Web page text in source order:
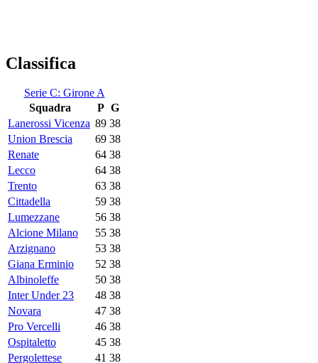
Classifica
Serie C: Girone A
Squadra
P G
Lanerossi Vicenza 89 38
Union Brescia
69 38
Renate
64 38
Lecco
64 38
Trento
63 38
Cittadella
59 38
Lumezzane
56 38
Alcione Milano
55 38
Arzignano
53 38
Giana Erminio
52 38
Albinoleffe
50 38
Inter Under 23
48 38
Novara
47 38
Pro Vercelli
46 38
Ospitaletto
45 38
Pergolettese
41 38